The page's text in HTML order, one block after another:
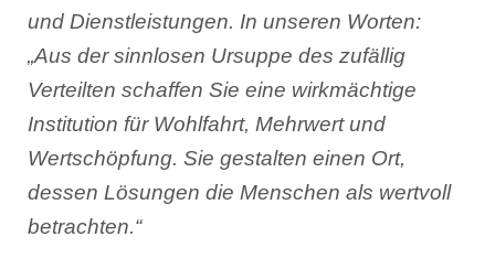
und Dienstleistungen. In unseren Worten:
„Aus der sinnlosen Ursuppe des zufällig
Verteilten schaffen Sie eine wirkmächtige
Institution für Wohlfahrt, Mehrwert und
Wertschöpfung. Sie gestalten einen Ort,
dessen Lösungen die Menschen als wertvoll
betrachten.“